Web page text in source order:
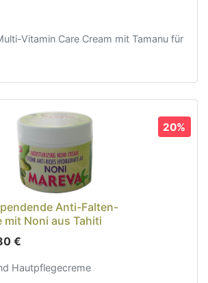
Vitamin Care Cream mit Tamanu für
20%
Anti-Falten-
mit Noni aus Tahiti
€
Hautpflegecreme